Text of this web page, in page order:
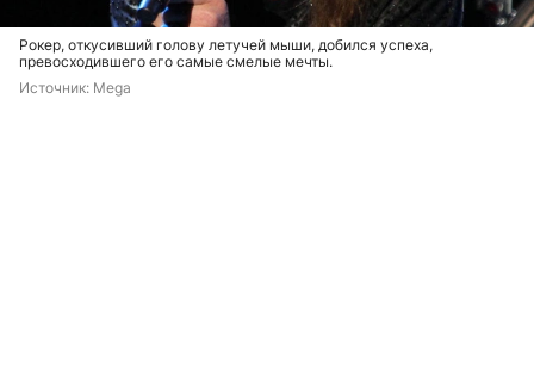
Рокер, откусивший голову летучей мыши, добился успеха,
превосходившего его самые смелые мечты.
Источник: Mega